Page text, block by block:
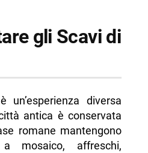
gli Scavi di
un’esperienza diversa
antica è conservata
romane mantengono
mosaico, affreschi,